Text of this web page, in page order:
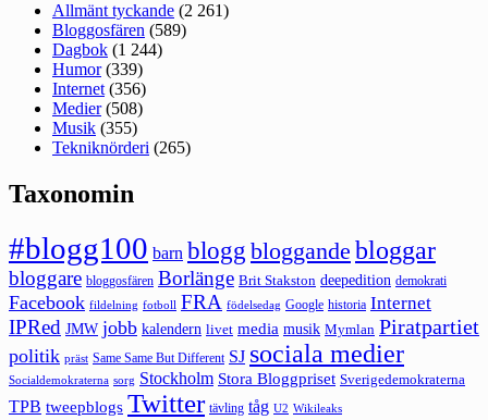
Allmänt tyckande (2 261)
Bloggosfären (589)
Dagbok (1 244)
Humor(339)
Internet (356)
Medier(508)
Musik (355)
Tekniknörderi (265)
Taxonomin
#blogg100 barn blogg bloggande bloggar
bloggare bloggosfären Borlänge Brit Stakston deepedition demokrati
Facebook fildelning fotboll FRA födelsedag Google historia Internet
IPRed JMW jobb kalendern livet media musik Mymlan Piratpartiet
politik präst Same Same But Different SJ sociala medier
Socialdemokraterna sorg Stockholm Stora Bloggpriset Sverigedemokraterna
TPB tweepblogs Twitter tävling tåg U2 Wikileaks